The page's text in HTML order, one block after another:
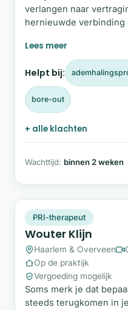
verlangen naar
hernieuwde verbinding
we vaak het contact
je om weer echt te
naar wat er van binnen
Helpt bij:
bore-out
+ alle klachten
Wachttijd: binnen 2 weken
Snel beschikbaar
PRI-therapeut
Wouter Klijn
Haarlem & Overveen
Op de praktijk
Vergoeding mogelijk
Soms merk je dat
steeds terugkomen in